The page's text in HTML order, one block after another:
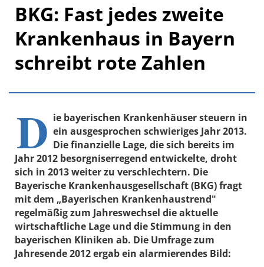
BKG: Fast jedes zweite
Krankenhaus in Bayern
schreibt rote Zahlen
D ie bayerischen Krankenhäuser steuern in
ein ausgesprochen schwieriges Jahr 2013.
Die finanzielle Lage, die sich bereits im
Jahr 2012 besorgniserregend entwickelte, droht
sich in 2013 weiter zu verschlechtern. Die
Bayerische Krankenhausgesellschaft (BKG) fragt
mit dem „Bayerischen Krankenhaustrend"
regelmäßig zum Jahreswechsel die aktuelle
wirtschaftliche Lage und die Stimmung in den
bayerischen Kliniken ab. Die Umfrage zum
Jahresende 2012 ergab ein alarmierendes Bild: